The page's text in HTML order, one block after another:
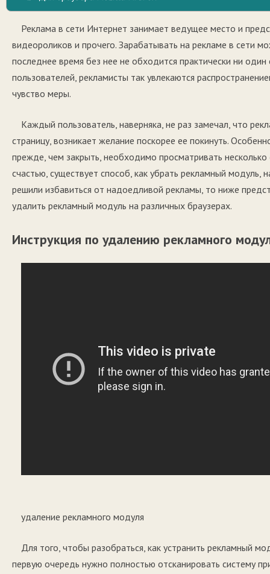
Реклама в сети Интернет занимает ведущее место и
видеороликов и прочего. Зарабатывать на рекламе в
последнее время без нее не обходится практически ни
пользователей, рекламисты так увлекаются
чувство меры.
Каждый пользователь, наверняка, не раз замечал, что
страницу, возникает желание поскорее ее покинуть.
прежде, чем закрыть, необходимо просматривать
счастью, существует способ, как убрать рекламный
решили избавиться от надоедливой рекламы, то ниже
удалить рекламный модуль на различных браузерах.
Инструкция по удалению рекламного
удаление рекламного модуля
Для того, чтобы разобраться, как устранить рекламный
первую очередь нужно полностью отсканировать систему